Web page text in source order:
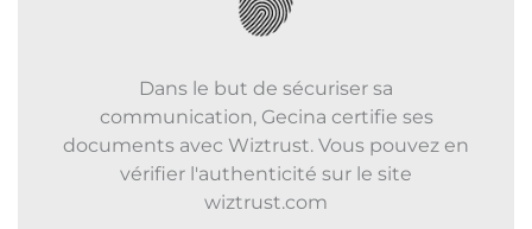
Dans le but de sécuriser sa
communication, Gecina certifie ses
documents avec Wiztrust. Vous pouvez en
vérifier l'authenticité sur le site
wiztrust.com